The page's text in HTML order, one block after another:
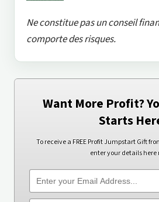
Ne constitue pas un conseil
comporte des risques.
Want More Profit?
Starts
To receive a FREE Profit Jumpstart Gift
enter your details here